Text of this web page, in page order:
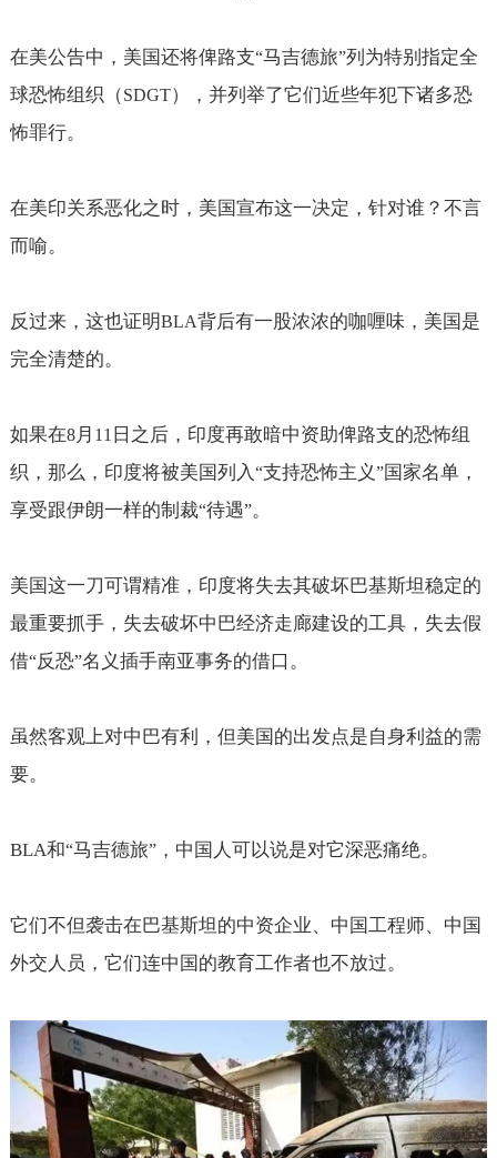
在美公告中，美国还将俾路支“马吉德旅”列为特别指定全
球恐怖组织（SDGT），并列举了它们近些年犯下诸多恐
怖罪行。
在美印关系恶化之时，美国宣布这一决定，针对谁？不言
而喻。
反过来，这也证明BLA背后有一股浓浓的咖喱味，美国是
完全清楚的。
如果在8月 11 日之后，印度再敢暗中资助俾路支的恐怖组
织，那么，印度将被美国列入“支持恐怖主义”国家名单，
享受跟伊朗一样的制裁“待遇”。
美国这一刀可谓精准，印度将失去其破坏巴基斯坦稳定的
最重要抓手，失去破坏中巴经济走廊建设的工具，失去假
借“反恐”名义插手南亚事务的借口。
虽然客观上对中巴有利，但美国的出发点是自身利益的需
要。
BLA和“马吉德旅”，中国人可以说是对它深恶痛绝。
它们不但袭击在巴基斯坦的中资企业、中国工程师、中国
外交人员，它们连中国的教育工作者也不放过。